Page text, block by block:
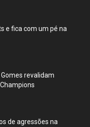
e fica com um pé na
revalidam
de agressões na